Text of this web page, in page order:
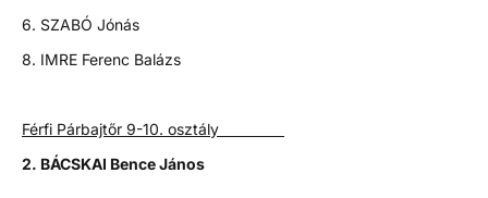
6. SZABÓ Jónás
8. IMRE Ferenc Balázs
Férfi Párbajtőr 9-10. osztály
2. BÁCSKAI Bence János